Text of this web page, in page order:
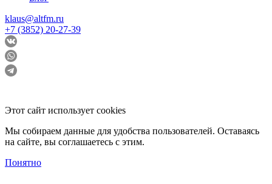
klaus@altfm.ru
+7 (3852) 20-27-39
Этот сайт использует cookies
Мы собираем данные для удобства пользователей. Оставаясь
на сайте, вы соглашаетесь с этим.
Понятно